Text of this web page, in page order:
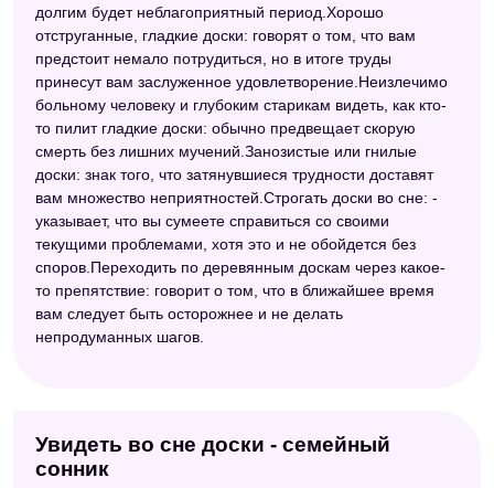
долгим будет неблагоприятный период.Хорошо
отструганные, гладкие доски: говорят о том, что вам
предстоит немало потрудиться, но в итоге труды
принесут вам заслуженное удовлетворение.Неизлечимо
больному человеку и глубоким старикам видеть, как кто-
то пилит гладкие доски: обычно предвещает скорую
смерть без лишних мучений.Занозистые или гнилые
доски: знак того, что затянувшиеся трудности доставят
вам множество неприятностей.Строгать доски во сне: -
указывает, что вы сумеете справиться со своими
текущими проблемами, хотя это и не обойдется без
споров.Переходить по деревянным доскам через какое-
то препятствие: говорит о том, что в ближайшее время
вам следует быть осторожнее и не делать
непродуманных шагов.
Увидеть во сне доски - семейный
сонник